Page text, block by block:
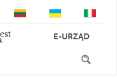
E-URZĄD